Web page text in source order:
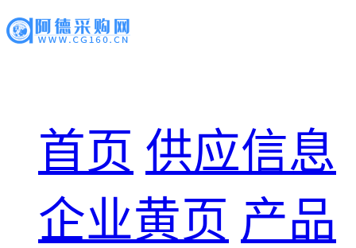
首页 供应信息
企业黄页 产品